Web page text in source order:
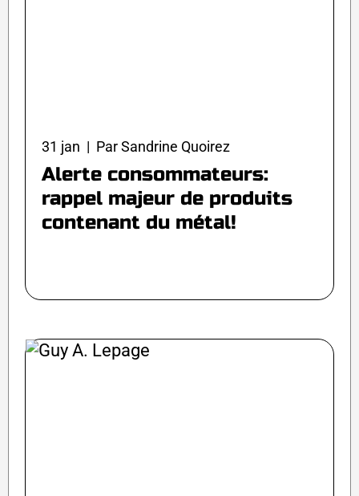
31 jan | Par Sandrine Quoirez
Alerte consommateurs:
rappel majeur de produits
contenant du métal!